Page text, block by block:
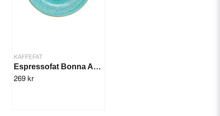
KAFFEFAT
Espressofat Bonna Aqua 12cm/12st
269 kr